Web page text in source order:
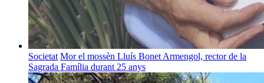
Societat Mor el mossèn Lluís Bonet Armengol, rector de la
Sagrada Família durant 25 anys